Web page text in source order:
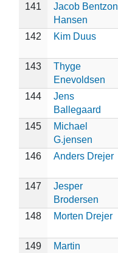
141
Jacob Bentzon
Hansen
142
Kim Duus
143
Thyge
Enevoldsen
144
Jens
Ballegaard
145
Michael
G.jensen
146 Anders Drejer
147
Jesper
Brodersen
148 Morten Drejer
149
Martin